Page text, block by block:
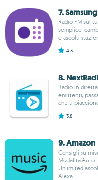
7.
Radio FM sul
semplice:
e ascolti
4.3
8.
Radio in
emittenti,
che ti
3.8
9. Amazon
Consigli su
Modalità Auto.
Unlimited
Alexa...